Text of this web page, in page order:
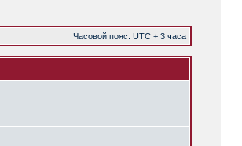
Часовой пояс: UTC + 3 часа